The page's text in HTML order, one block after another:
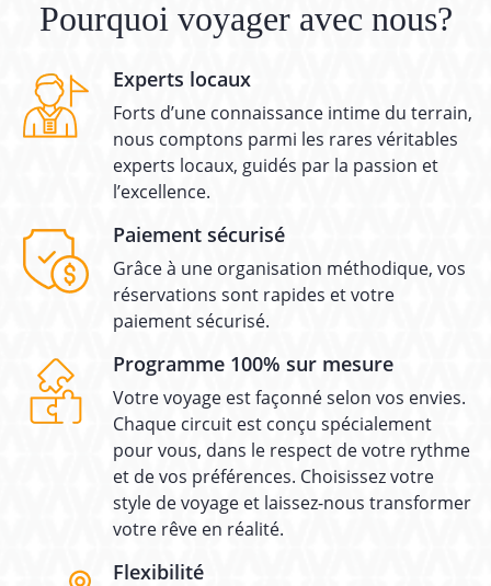
Pourquoi voyager avec nous?
Experts locaux
Forts d’une connaissance intime du terrain,
nous comptons parmi les rares véritables
experts locaux, guidés par la passion et
l’excellence.
Paiement sécurisé
Grâce à une organisation méthodique, vos
réservations sont rapides et votre
paiement sécurisé.
Programme 100% sur mesure
Votre voyage est façonné selon vos envies.
Chaque circuit est conçu spécialement
pour vous, dans le respect de votre rythme
et de vos préférences. Choisissez votre
style de voyage et laissez-nous transformer
votre rêve en réalité.
Flexibilité